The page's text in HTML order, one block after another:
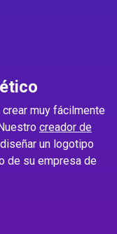
muy fácilmente
creador de
un logotipo
de su empresa de